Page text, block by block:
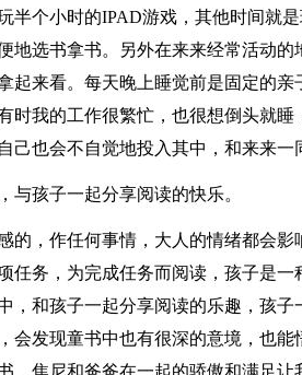
半个小时的IPAD游戏，其他时间就
地选书拿书。另外在来来经常活动
起来看。每天晚上睡觉前是固定的
时我的工作很繁忙，也很想倒头就
己也会不自觉地投入其中，和来来一
与孩子一起分享阅读的快乐。
的，作任何事情，大人的情绪都会影
任务，为完成任务而阅读，孩子是
，和孩子一起分享阅读的乐趣，孩子
会发现童书中也有很深的意境，也
，焦尼和爸爸在一起的骄傲和满足